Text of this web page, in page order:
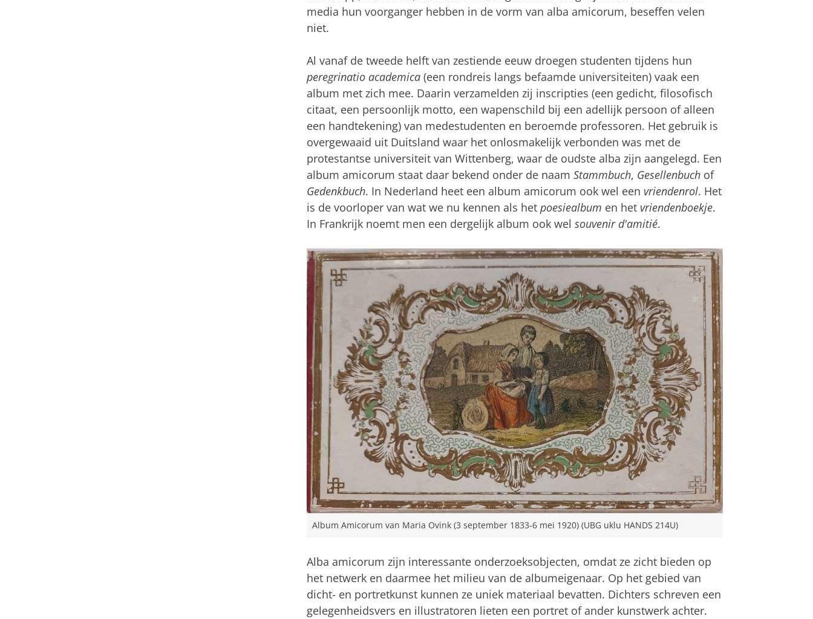
media hun voorganger hebben in de vorm van alba amicorum, beseffen velen
niet.
Al vanaf de tweede helft van zestiende eeuw droegen studenten tijdens hun
peregrinatio academica(een rondreis langs befaamde universiteiten) vaak een
album met zich mee. Daarin verzamelden zij inscripties (een gedicht, filosofisch
citaat, een persoonlijk motto, een wapenschild bij een adellijk persoon of alleen
een handtekening) van medestudenten en beroemde professoren. Het gebruik is
overgewaaid uit Duitsland waar het onlosmakelijk verbonden was met de
protestantse universiteit van Wittenberg, waar de oudste alba zijn aangelegd. Een
album amicorum staat daar bekend onder de naam Stammbuch, Gesellenbuchof
Gedenkbuch. In Nederland heet een album amicorum ook wel een vriendenrol. Het
is de voorloper van wat we nu kennen als het poesiealbum en het vriendenboekje.
In Frankrijk noemt men een dergelijk album ook wel souvenir d'amitié.
Album Amicorum van Maria Ovink (3 september 1833-6 mei 1920) (UBG uklu HANDS 214U)
Alba amicorum zijn interessante onderzoeksobjecten, omdat ze zicht bieden op
het netwerk en daarmee het milieu van de albumeigenaar. Op het gebied van
dicht- en portretkunst kunnen ze uniek materiaal bevatten. Dichters schreven een
gelegenheidsvers en illustratoren lieten een portret of ander kunstwerk achter.